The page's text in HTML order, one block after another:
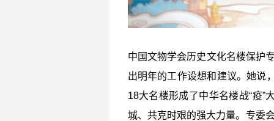
中国文物学会历史文化名楼保护
出明年的工作设想和建议。她说
18大名楼形成了中华名楼战“疫
城、共克时艰的强大力量。专委